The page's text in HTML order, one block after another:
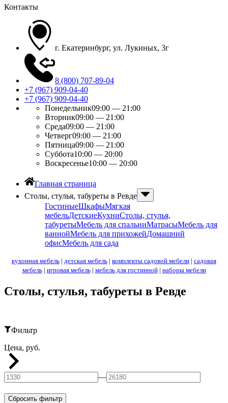
Контакты
г. Екатеринбург, ул. Лукиных, 3г
8 (800) 707-89-04
+7 (967) 909-04-40
+7 (967) 909-04-40
Понедельник09:00 — 21:00
Вторник09:00 — 21:00
Среда09:00 — 21:00
Четверг09:00 — 21:00
Пятница09:00 — 21:00
Суббота10:00 — 20:00
Воскресенье10:00 — 20:00
Главная страница
Столы, стулья, табуреты в Ревде
ГостиныеШкафыМягкая
мебельДетскиеКухниСтолы, стулья,
табуретыМебель для спальниМатрасыМебель для
ваннойМебель для прихожейДомашний
офисМебель для сада
кухонная мебель | детская мебель | комплекты садовой мебели | садовая
мебель| игровая мебель| мебель для гостинной| наборы мебели
Столы, стулья, табуреты в Ревде
Фильтр
Цена, руб.
—
Сбросить фильтр